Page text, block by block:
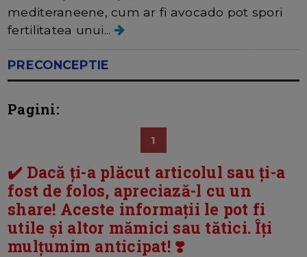
mediteraneene, cum ar fi avocado pot spori
fertilitatea unui...
PRECONCEPTIE
Pagini:
1
✔️ Dacă ți-a plăcut articolul sau ți-a
fost de folos, apreciază-l cu un
share! Aceste informații le pot fi
utile și altor mămici sau tătici. Îți
mulțumim anticipat! ❣️